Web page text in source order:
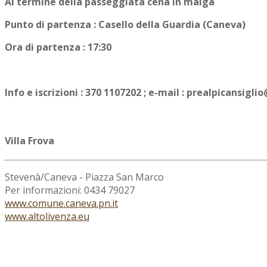
Punto di partenza : Casello della Guardia (Caneva)
Ora di partenza : 17:30
Info e iscrizioni : 370 1107202 ; e-mail :
Villa Frova
Stevenà/Caneva - Piazza San Marco
Per informazioni: 0434 79027
www.comune.caneva.pn.it
www.altolivenza.eu